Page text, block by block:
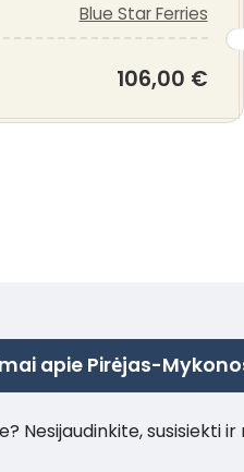
Blue Star Ferries
106,00 €
apie Pirėjas-
Nesijaudinkite, susisiekti